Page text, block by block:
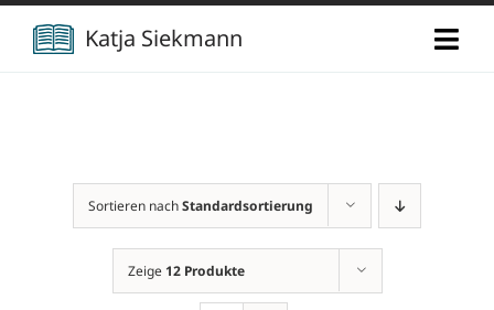
Zum
Inhalt
Katja Siekmann
Über mich
Berufliche Vita
Verlag
Sortieren nachStandardsortierung
Zeige 12 Produkte